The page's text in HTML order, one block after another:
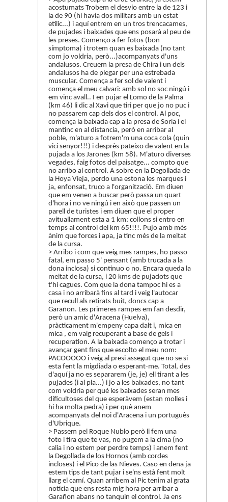
acostumats Trobem el desvio entre la de 123 i
la de 90 (hi havia dos militars amb un estat
etílic...) i aquí entrem en un tros trencacames,
de pujades i baixades que ens posarà al peu de
les preses. Començo a fer fotos (bon
símptoma) i trotem quan es baixada (no tant
com jo voldria, però...)acompanyats d'uns
andalusos. Creuem la presa de Chira i un dels
andalusos ha de plegar per una estrebada
muscular. Comença a fer sol de valent i
comença el meu calvari: amb sol no soc ningú i
em vinc avall.. I en pujar el Lomo de la Palma
(km 46) li dic al Xavi que tiri per que jo no puc i
no passarem cap dels dos el control. Al poc,
comença la baixada cap a la presa de Soria i el
mantinc en al distancia, però en arribar al
poble, m'aturo a fotrem'm una coca cola (quin
vici senyor!!!) i desprès pateixo de valent en la
pujada a los Jarones (km 58). M'aturo diverses
vegades, faig fotos del paisatge... compto que
no arribo al control. A sobre en la Degollada de
la Hoya Vieja, perdo una estona les marques i
ja, enfonsat, truco a l'organització. Em diuen
que em venen a buscar però passa un quart
d'hora i no ve ningú i en això que passen un
parell de turistes i em diuen que el proper
avituallament esta a 1 km: collons si entro en
temps al control del km 65!!!!. Pujo amb més
ànim que forces i apa, ja tinc més de la meitat
de la cursa.
> Arribo i com que veig mes rampes, ho passo
fatal, em passo 5' pensant (amb trucada a la
dona inclosa) si continuo o no. Encara queda la
meitat de la cursa, i 20 kms de pujadots que
t'hi cagues. Com que la dona tampoc hi es a
casa i no arribarà fins al tard i veig l'autocar
que recull als retirats buit, doncs cap a
Garañon. Les primeres rampes em fan desdir,
però un amic d'Aracena (Huelva),
pràcticament m'empeny capa dalt i, mica en
mica , em vaig recuperant a base de gels i
recuperation. A la baixada començo a trotar i
avançar gent fins que escolto el meu nom:
PACOOOOO i veig al presi assegut que no se si
esta fent la migdiada o esperant-me. Total, des
d'aquí ja no es separarem (je, je) ell tirant a les
pujades (i al pla...) i jo a les baixades, no tant
com voldria per què les baixades seran mes
dificultoses del que esperàvem (estan molles i
hi ha molta pedra) i per què anem
acompanyats del noi d'Aracena i un portuguès
d'Ubrique.
> Passem pel Roque Nublo però li fem una
foto i tira que te vas, no pugem a la cima (no
calia i no estem per perdre temps) i anem fent
la Degollada de los Hornos (amb cordes
incloses) i el Pico de las Nieves. Caso en dena ja
estem tips de tant pujar i se'ns està fent molt
llarg el camí. Quan arribem al Pic tenim al grata
noticia que ens resta mig hora per arribar a
Garañon abans no tanquin el control. Ja ens